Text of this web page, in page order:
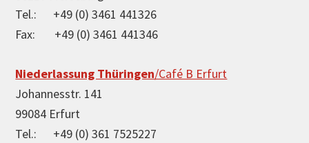
Tel.: +49 (0) 3461 441326
Fax: +49 (0) 3461 441346
Niederlassung Thüringen/Café B Erfurt
Johannesstr. 141
99084 Erfurt
Tel.: +49 (0) 361 7525227